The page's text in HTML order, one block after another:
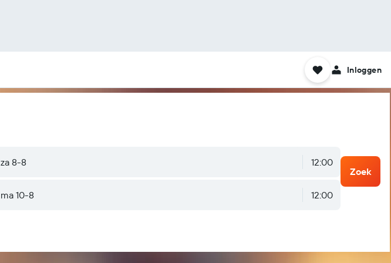
Inloggen
za 8-8 12:00
ma 10-8 12:00
Zoek